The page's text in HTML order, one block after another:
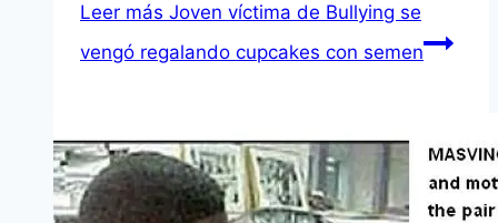
Leer más Joven víctima de Bullying se
vengó regalando cupcakes con semen